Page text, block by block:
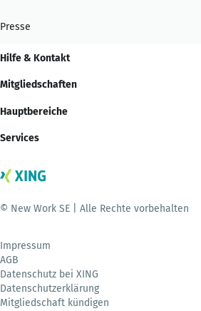
Presse
Hilfe & Kontakt
Mitgliedschaften
Hauptbereiche
Services
© New Work SE | Alle Rechte vorbehalten
Impressum
AGB
Datenschutz bei XING
Datenschutzerklärung
Mitgliedschaft kündigen